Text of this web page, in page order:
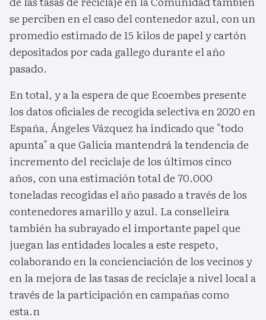
se perciben en el caso del contenedor azul, con un
promedio estimado de 15 kilos de papel y cartón
depositados por cada gallego durante el año
pasado.
En total, y a la espera de que Ecoembes presente
los datos oficiales de recogida selectiva en 2020 en
España, Ángeles Vázquez ha indicado que "todo
apunta" a que Galicia mantendrá la tendencia de
incremento del reciclaje de los últimos cinco
años, con una estimación total de 70.000
toneladas recogidas el año pasado a través de los
contenedores amarillo y azul. La conselleira
también ha subrayado el importante papel que
juegan las entidades locales a este respeto,
colaborando en la concienciación de los vecinos y
en la mejora de las tasas de reciclaje a nivel local a
través de la participación en campañas como
esta.n